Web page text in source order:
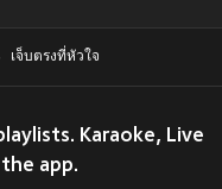
เจ็บตรงที่หัวใจ
Karaoke, Live
app.